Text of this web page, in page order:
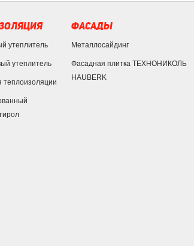
утеплитель
утеплитель
теплоизоляции
ФАСАДЫ
Металлосайдинг
Фасадная плитка ТЕХНОНИКОЛЬ
HAUBERK